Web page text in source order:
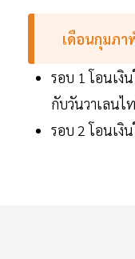
เดือนกุมภา
รอบ 1 โอนเงิ
กับวันวาเลนไ
รอบ 2 โอนเงิ